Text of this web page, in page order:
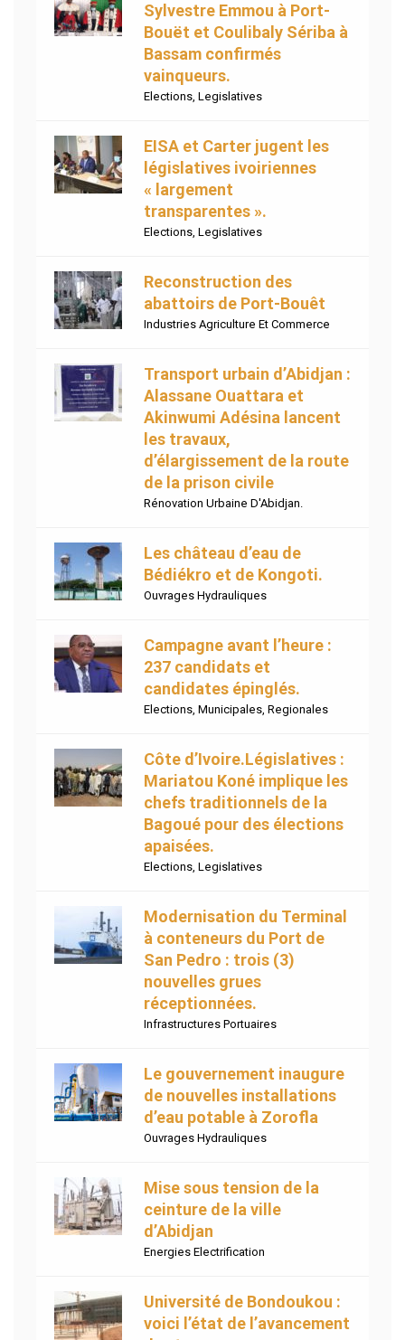
Sylvestre Emmou à Port-
Bouët et Coulibaly Sériba à
Bassam confirmés
vainqueurs.
Elections, Legislatives
EISA et Carter jugent les
législatives ivoiriennes
« largement
transparentes ».
Elections, Legislatives
Reconstruction des
abattoirs de Port-Bouêt
Industries Agriculture Et Commerce
Transport urbain d’Abidjan :
Alassane Ouattara et
Akinwumi Adésina lancent
les travaux,
d’élargissement de la route
de la prison civile
Rénovation Urbaine D'Abidjan.
Les château d’eau de
Bédiékro et de Kongoti.
Ouvrages Hydrauliques
Campagne avant l’heure :
237 candidats et
candidates épinglés.
Elections, Municipales, Regionales
Côte d’Ivoire.Législatives :
Mariatou Koné implique les
chefs traditionnels de la
Bagoué pour des élections
apaisées.
Elections, Legislatives
Modernisation du Terminal
à conteneurs du Port de
San Pedro : trois (3)
nouvelles grues
réceptionnées.
Infrastructures Portuaires
Le gouvernement inaugure
de nouvelles installations
d’eau potable à Zorofla
Ouvrages Hydrauliques
Mise sous tension de la
ceinture de la ville
d’Abidjan
Energies Electrification
Université de Bondoukou :
voici l’état de l’avancement